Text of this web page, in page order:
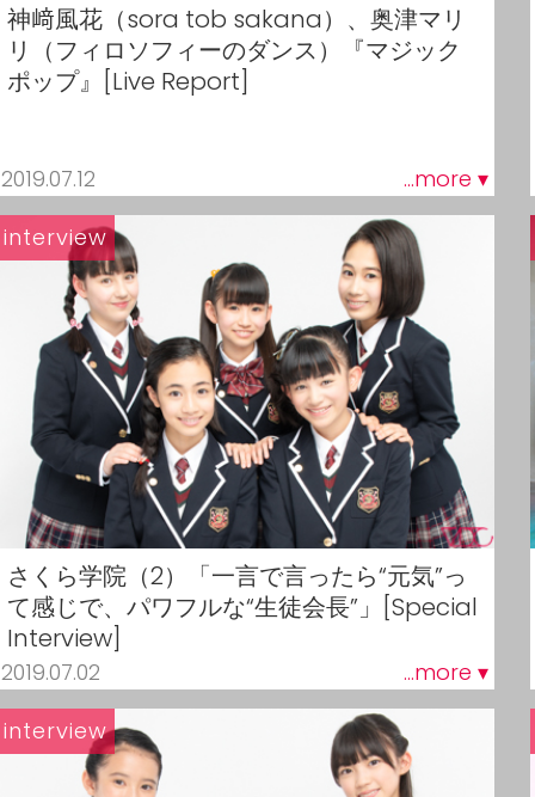
神﨑風花（sora tob sakana）、奥津マリ
リ（フィロソフィーのダンス）『マジック
ポップ』[Live Report]
2019.07.12 ...more ▾
さくら学院（2）「一言で言ったら“元気”っ
て感じで、パワフルな“生徒会長”」[Special
Interview]
2019.07.02 ...more ▾
interview
interview